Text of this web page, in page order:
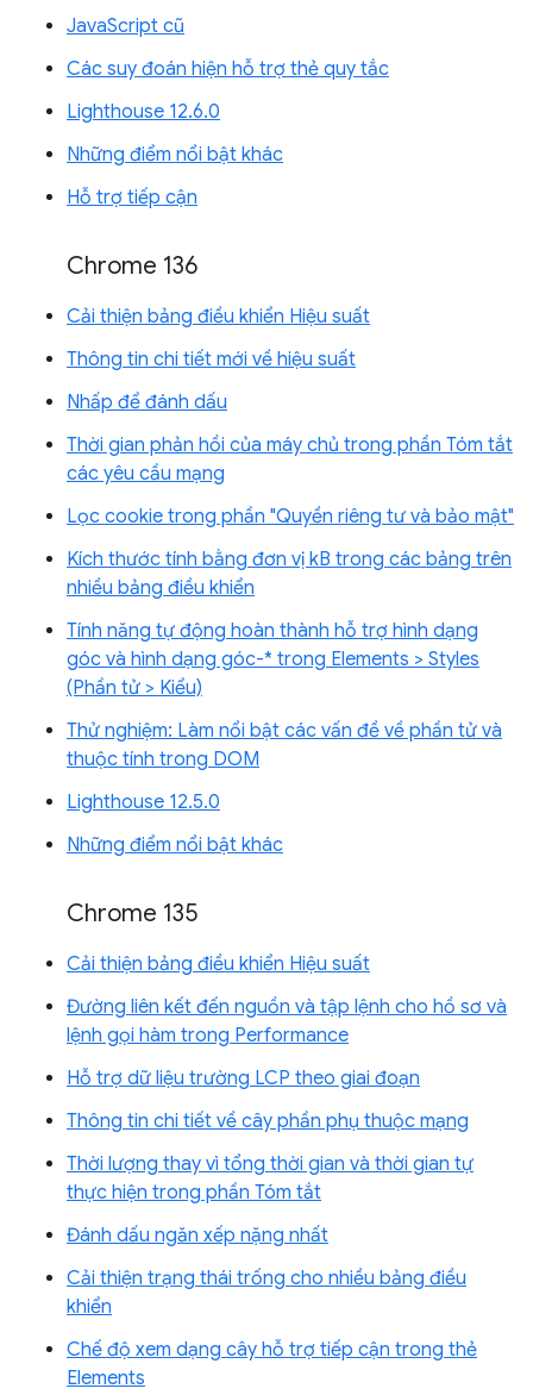
JavaScript cũ
Các suy đoán hiện hỗ trợ thẻ quy tắc
Lighthouse 12.6.0
Những điểm nổi bật khác
Hỗ trợ tiếp cận
Chrome 136
Cải thiện bảng điều khiển Hiệu suất
Thông tin chi tiết mới về hiệu suất
Nhấp để đánh dấu
Thời gian phản hồi của máy chủ trong phần Tóm tắt
các yêu cầu mạng
Lọc cookie trong phần "Quyền riêng tư và bảo mật"
Kích thước tính bằng đơn vị kB trong các bảng trên
nhiều bảng điều khiển
Tính năng tự động hoàn thành hỗ trợ hình dạng
góc và hình dạng góc-* trong Elements > Styles
(Phần tử > Kiểu)
Thử nghiệm: Làm nổi bật các vấn đề về phần tử và
thuộc tính trong DOM
Lighthouse 12.5.0
Những điểm nổi bật khác
Chrome 135
Cải thiện bảng điều khiển Hiệu suất
Đường liên kết đến nguồn và tập lệnh cho hồ sơ và
lệnh gọi hàm trong Performance
Hỗ trợ dữ liệu trường LCP theo giai đoạn
Thông tin chi tiết về cây phần phụ thuộc mạng
Thời lượng thay vì tổng thời gian và thời gian tự
thực hiện trong phần Tóm tắt
Đánh dấu ngăn xếp nặng nhất
Cải thiện trạng thái trống cho nhiều bảng điều
khiển
Chế độ xem dạng cây hỗ trợ tiếp cận trong thẻ
Elements